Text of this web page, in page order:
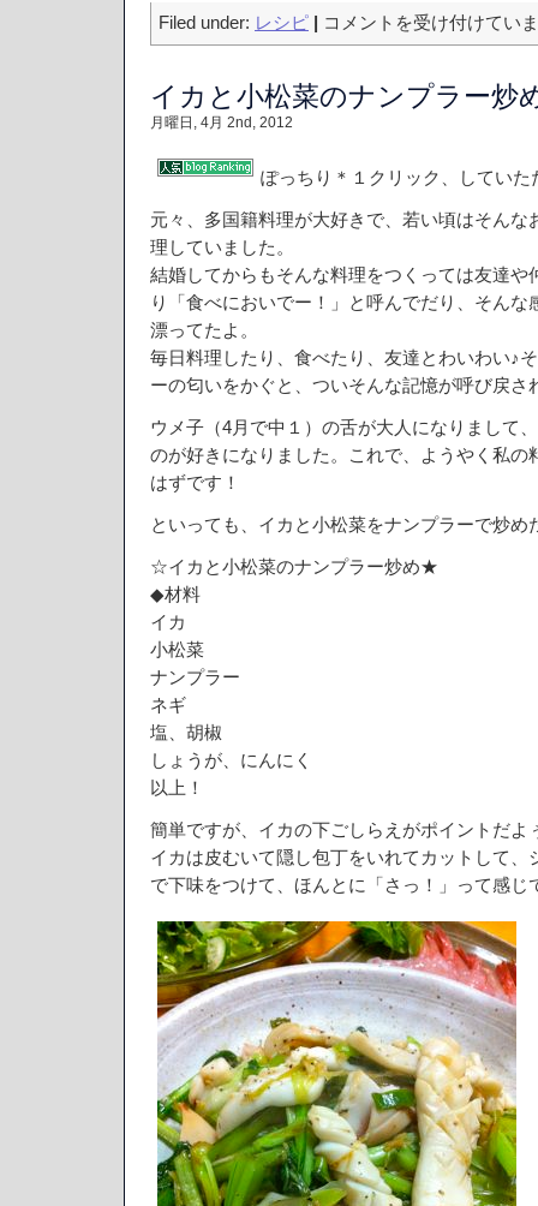
Filed under: レシピ
ナ
ぎ
コ
リ
ア
は
コメントを受け付けてい
イカと小松菜のナンプラー炒
月曜日, 4月 2nd, 2012
ぽっちり＊１クリック、してい
元々、多国籍料理が大好きで、若い頃はそんな
理していました。
結婚してからもそんな料理をつくっては友達や
り「食べにおいでー！」と呼んでだり、そん
漂ってたよ。
毎日料理したり、食べたり、友達とわいわい♪
ーの匂いをかぐと、ついそんな記憶が呼び戻さ
ウメ子（4月で中１）の舌が大人になりまして
のが好きになりました。これで、ようやく私の
はずです！
といっても、イカと小松菜をナンプラーで炒め
☆イカと小松菜のナンプラー炒め★
◆材料
イカ
小松菜
ナンプラー
ネギ
塩、胡椒
しょうが、にんにく
以上！
簡単ですが、イカの下ごしらえがポイントだよ
イカは皮むいて隠し包丁をいれてカットして、
で下味をつけて、ほんとに「さっ！」って感じ